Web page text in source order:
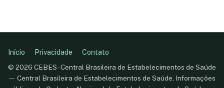
Início · Privacidade · Contato
© 2026 CEBES - Central Brasileira de Estabelecimentos de Saúde
— Central Brasileira de Estabelecimentos de Saúde. Informações